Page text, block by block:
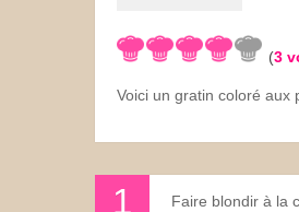
(3
Voici un gratin coloré aux
Faire blondir à la